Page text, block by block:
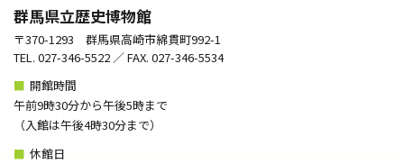
群馬県立歴史博物館
〒370-1293 群馬県高崎市綿貫町992-1
TEL. 027-346-5522 ／ FAX. 027-346-5534
■ 開館時間
午前9時30分から午後5時まで
（⼊館は午後4時30分まで）
■ 休館日